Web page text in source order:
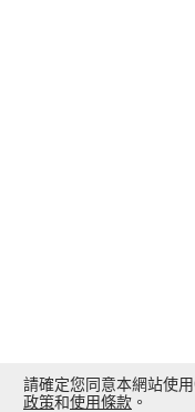
請確定您同意本網站使
政策和使用條款 。